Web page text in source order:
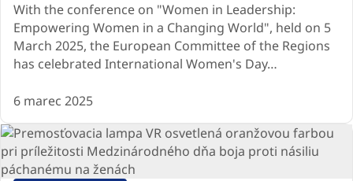
With the conference on "Women in Leadership:
Empowering Women in a Changing World", held on 5
March 2025, the European Committee of the Regions
has celebrated International Women's Day…
6 marec 2025